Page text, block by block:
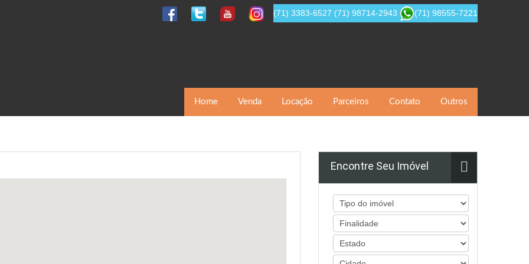
(71) 3383-6527 (71) 98714-2943 (71) 98555-7221
Home Venda Locação Parceiros Contato Outros
Encontre Seu Imóvel